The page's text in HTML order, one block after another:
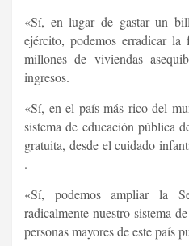
«Sí, en lugar de gastar un
ejército, podemos erradicar
millones de viviendas
ingresos.
«Sí, en el país más rico del
sistema de educación pública
gratuita, desde el cuidado
.
«Sí, podemos ampliar la
radicalmente nuestro sistema
personas mayores de este país